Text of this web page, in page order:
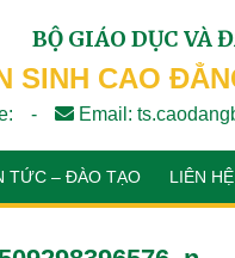
BỘ GIÁO DỤC VÀ
SINH CAO
- Email:
TỨC – ĐÀO TẠO LIÊN HỆ